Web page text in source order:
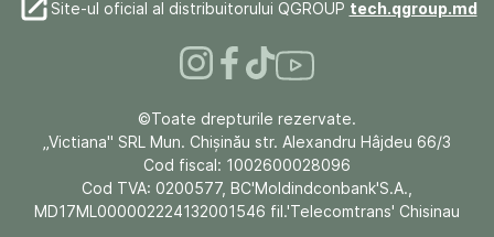
Site-ul oficial al distribuitorului QGROUP tech.qgroup.md
©Toate drepturile rezervate.
„Victiana" SRL Mun. Chişinău str. Alexandru Hâjdeu 66/3
Cod fiscal: 1002600028096
Cod TVA: 0200577, BC'Moldindconbank'S.A.,
MD17ML000002224132001546 fil.'Telecomtrans' Chisinau